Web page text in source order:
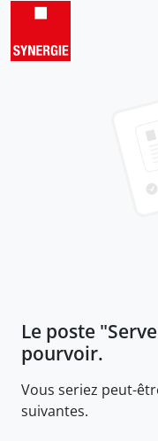
Le poste "
pourvoir.
Vous seriez peut-
suivantes.